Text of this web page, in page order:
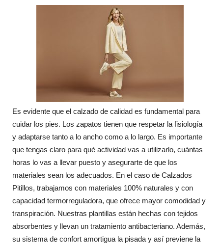
Es evidente que el calzado de calidad es fundamental para
cuidar los pies. Los zapatos tienen que respetar la fisiología
y adaptarse tanto a lo ancho como a lo largo. Es importante
que tengas claro para qué actividad vas a utilizarlo, cuántas
horas lo vas a llevar puesto y asegurarte de que los
materiales sean los adecuados. En el caso de Calzados
Pitillos, trabajamos con materiales 100% naturales y con
capacidad termorreguladora, que ofrece mayor comodidad y
transpiración. Nuestras plantillas están hechas con tejidos
absorbentes y llevan un tratamiento antibacteriano. Además,
su sistema de confort amortigua la pisada y así previene la